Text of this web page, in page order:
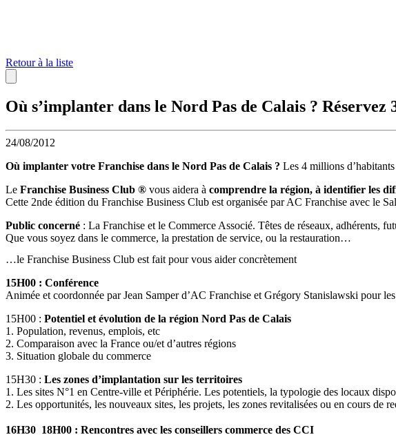
Retour à la liste
Où s’implanter dans le Nord Pas de Calais ? Réservez
24/08/2012
Où implanter votre Franchise dans le Nord Pas de Calais ? Les 4 millions
Le Franchise Business Club ® vous aidera à comprendre la région, à identifier les
Cette 2nde édition du Franchise Business Club est organisée par AC Franchise avec le
Public concerné : La Franchise et le Commerce Associé. Têtes de réseaux, adhérents,
Que vous soyez dans le commerce, la prestation de service, ou la restauration…
…le Franchise Business Club est fait pour vous aider concrètement
15H00 : Conférence
Animée et coordonnée par Jean Samper d’AC Franchise et Grégory Stanislawski pour
15H00 : Potentiel et évolution de la région Nord Pas de Calais
1. Population, revenus, emplois, etc
2. Comparaison avec la France ou/et d’autres régions
3. Situation globale du commerce
15H30 : Les zones d’implantation sur les territoires
1. Les sites N°1 en Centre-ville et Périphérie. Les potentiels, la typologie des locaux
2. Les opportunités, les nouveaux sites, les projets, les zones revitalisées ou en cours de
16H30  18H00 : Rencontres avec les conseillers commerce des CCI